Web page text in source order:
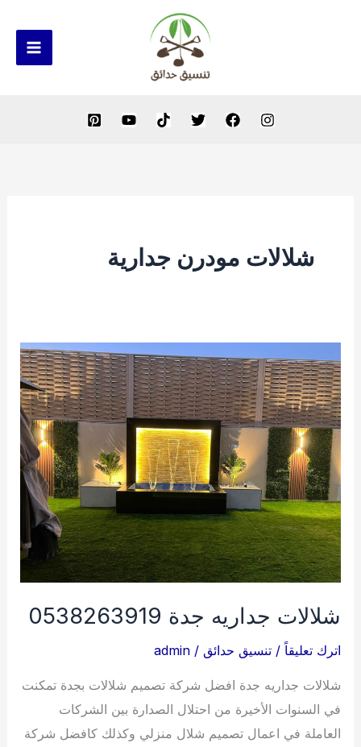
شلالات مودرن جدارية
شلالات جداريه جدة 0538263919
اترك تعليقاً /تنسيق حدائق /
admin
شلالات جداريه جدة افضل شركة تصميم شلالات بجدة تمكنت
في السنوات الأخيرة من احتلال الصدارة بين الشركات
العاملة في اعمال تصميم شلال منزلي وكذلك كافضل شركة